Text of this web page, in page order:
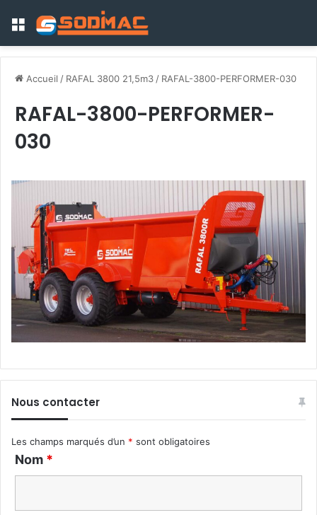
Menu
Accueil / RAFAL 3800 21,5m3 / RAFAL-3800-PERFORMER-030
RAFAL-3800-PERFORMER-
030
Nous contacter
Les champs marqués d’un * sont obligatoires
Nom *